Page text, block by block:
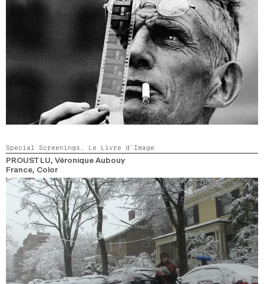
Special Screenings, Le Livre d’Image
PROUST LU, Véronique Aubouy
France, Color